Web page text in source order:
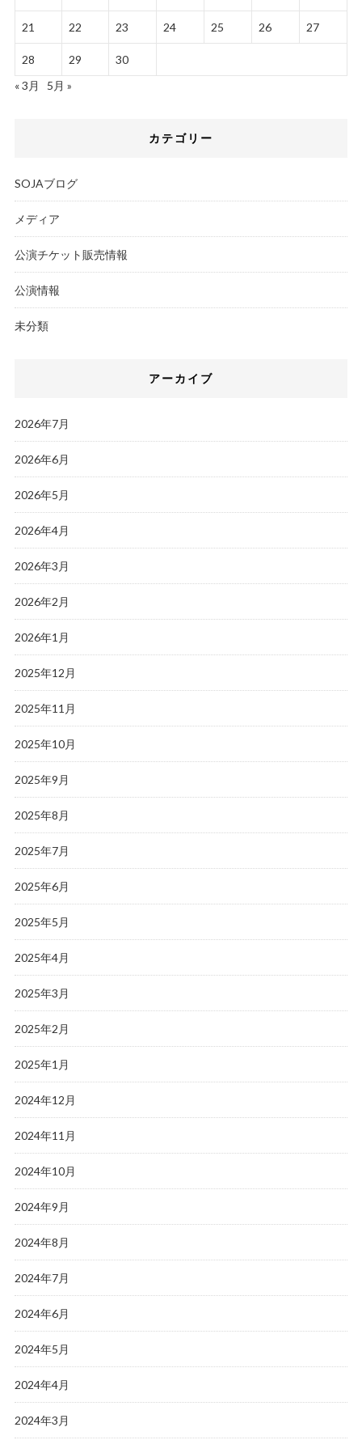
21 22 23 24 25 26 27
28 29
30
« 3月
5月 »
カテゴリー
SOJAブログ
メディア
公演チケット販売情報
公演情報
未分類
アーカイブ
2026年7月
2026年6月
2026年5月
2026年4月
2026年3月
2026年2月
2026年1月
2025年12月
2025年11月
2025年10月
2025年9月
2025年8月
2025年7月
2025年6月
2025年5月
2025年4月
2025年3月
2025年2月
2025年1月
2024年12月
2024年11月
2024年10月
2024年9月
2024年8月
2024年7月
2024年6月
2024年5月
2024年4月
2024年3月